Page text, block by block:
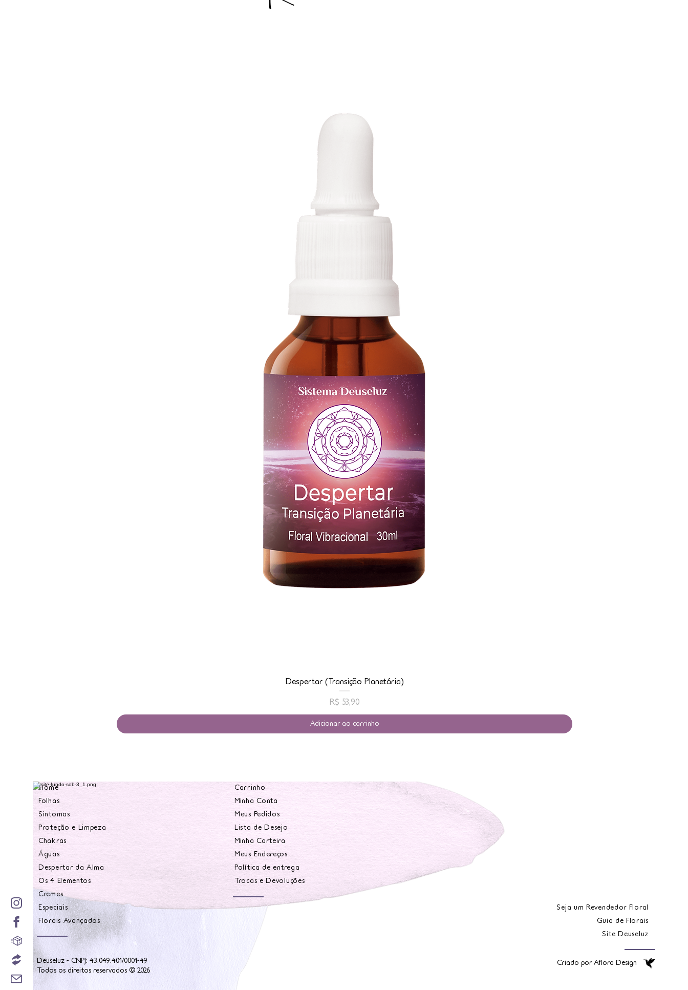
Despertar (Transição Planetária)
Preço
R$ 53,90
Adicionar ao carrinho
Home
Folhas
Sintomas
Proteção e Limpeza
Chakras
Águas
Despertar da Alma
Os 4 Elementos
Cremes
Especiais
Florais Avançados
Carrinho
Minha Conta
Meus Pedidos
Lista de Desejo
Minha Carteira
Meus Endereços
Política de entrega
Trocas e Devoluções
Seja um Revendedor Floral
Guia de Florais
Site Deuseluz
Deuseluz - CNPJ: 43.049.401/0001-49
Todos os direitos reservados © 2026
Criado por Aflora Design